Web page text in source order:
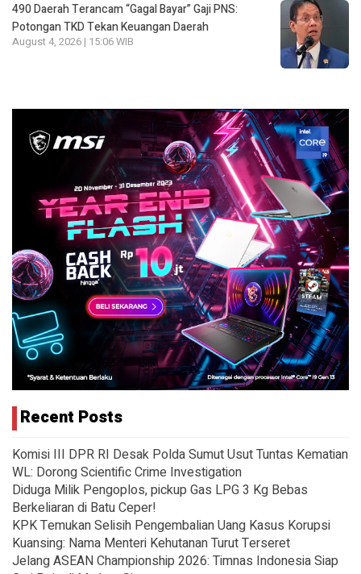
490 Daerah Terancam “Gagal Bayar” Gaji PNS:
Potongan TKD Tekan Keuangan Daerah
August 4, 2026 | 15:06 WIB
Recent Posts
Komisi III DPR RI Desak Polda Sumut Usut Tuntas Kematian
WL: Dorong Scientific Crime Investigation
Diduga Milik Pengoplos, pickup Gas LPG 3 Kg Bebas
Berkeliaran di Batu Ceper!
KPK Temukan Selisih Pengembalian Uang Kasus Korupsi
Kuansing: Nama Menteri Kehutanan Turut Terseret
Jelang ASEAN Championship 2026: Timnas Indonesia Siap